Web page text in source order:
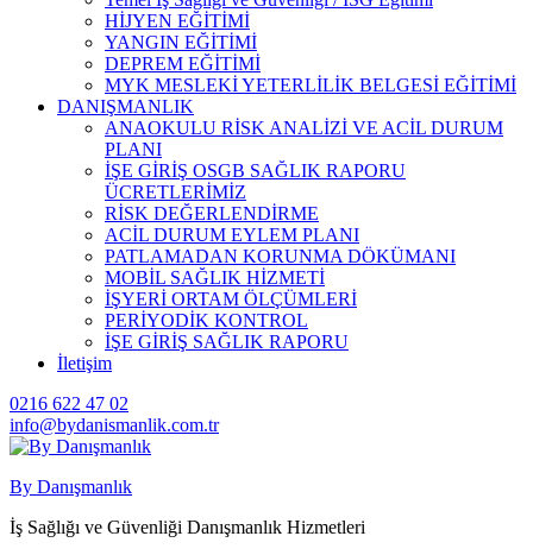
HİJYEN EĞİTİMİ
YANGIN EĞİTİMİ
DEPREM EĞİTİMİ
MYK MESLEKİ YETERLİLİK BELGESİ EĞİTİMİ
DANIŞMANLIK
ANAOKULU RİSK ANALİZİ VE ACİL DURUM
PLANI
İŞE GİRİŞ OSGB SAĞLIK RAPORU
ÜCRETLERİMİZ
RİSK DEĞERLENDİRME
ACİL DURUM EYLEM PLANI
PATLAMADAN KORUNMA DÖKÜMANI
MOBİL SAĞLIK HİZMETİ
İŞYERİ ORTAM ÖLÇÜMLERİ
PERİYODİK KONTROL
İŞE GİRİŞ SAĞLIK RAPORU
İletişim
0216 622 47 02
info@bydanismanlik.com.tr
By Danışmanlık
İş Sağlığı ve Güvenliği Danışmanlık Hizmetleri